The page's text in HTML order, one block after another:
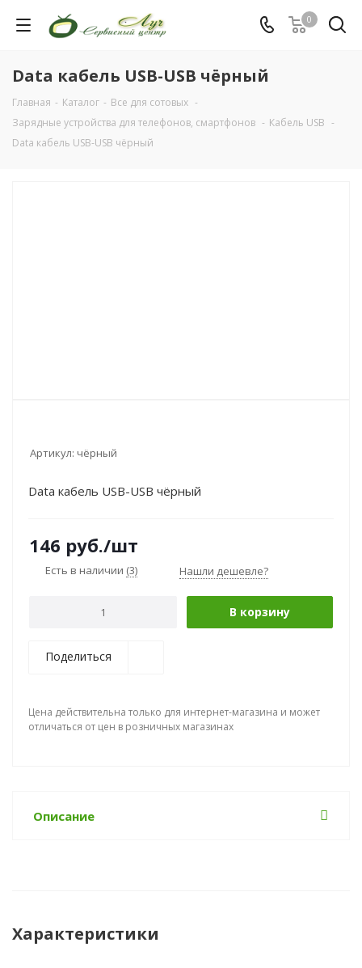
0
Data кабель USB-USB чёрный
Главная - Каталог - Все для сотовых -
Зарядные устройства для телефонов, смартфонов - Кабель USB -
Data кабель USB-USB чёрный
Артикул: чёрный
Data кабель USB-USB чёрный
146 руб./шт
Есть в наличии (3) Нашли дешевле?
В корзину
Поделиться
Цена действительна только для интернет-магазина и может
отличаться от цен в розничных магазинах
Описание
Характеристики